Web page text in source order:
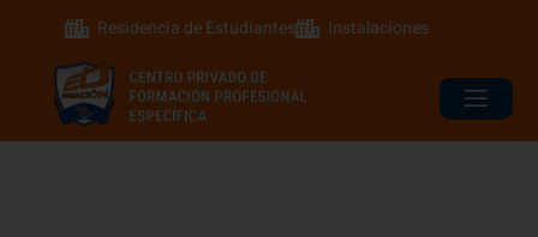
Residencia de Estudiantes Instalaciones